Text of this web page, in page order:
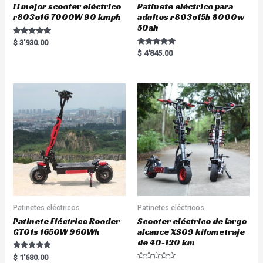
El mejor scooter eléctrico
r803o16 7000W 90 kmph
Rated
5.00
$ 3'930.00
Patinete eléctrico para
adultos r803o15b 8000w
50ah
Rated
5.00
$ 4'845.00
Patinetes eléctricos
Patinete Eléctrico Rooder
GT01s 1650W 960Wh
Rated
$ 1'680.00
Patinetes eléctricos
Scooter eléctrico de largo
alcance XS09 kilometraje
de 40-120 km